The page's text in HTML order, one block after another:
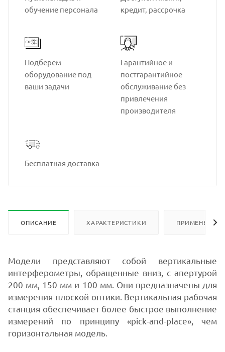
обучение персонала
кредит, рассрочка
Подберем
оборудование под
ваши задачи
Гарантийное и
постгарантийное
обслуживание без
привлечения
производителя
Бесплатная доставка
ОПИСАНИЕ ХАРАКТЕРИСТИКИ ПРИМЕНЕНИЕ
Модели представляют собой вертикальные
интерферометры, обращенные вниз, с апертурой
200 мм, 150 мм и 100 мм. Они предназначены для
измерения плоской оптики. Вертикальная рабочая
станция обеспечивает более быстрое выполнение
измерений по принципу «pick-and-place», чем
горизонтальная модель.